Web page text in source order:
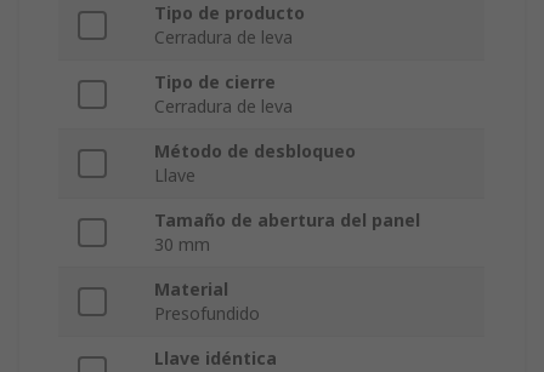
Tipo de producto
Cerradura de leva
Tipo de cierre
Cerradura de leva
Método de desbloqueo
Llave
Tamaño de abertura del panel
30 mm
Material
Presofundido
Llave idéntica